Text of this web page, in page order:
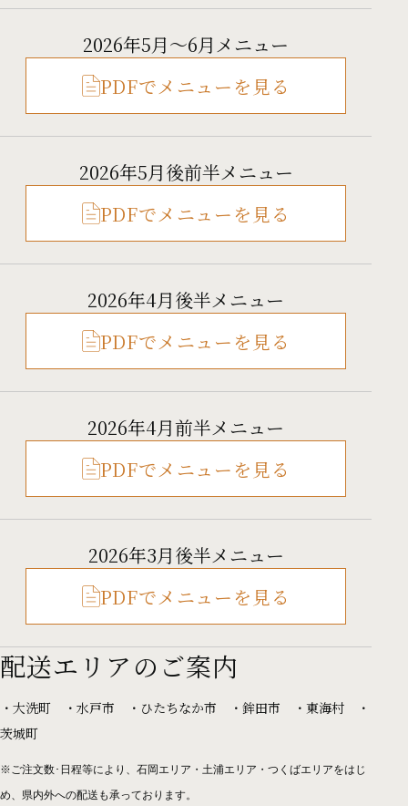
2026年5月～6月メニュー
PDFでメニューを見る
2026年5月後前半メニュー
PDFでメニューを見る
2026年4月後半メニュー
PDFでメニューを見る
2026年4月前半メニュー
PDFでメニューを見る
2026年3月後半メニュー
PDFでメニューを見る
配送エリアのご案内
・大洗町 ・水戸市 ・ひたちなか市 ・鉾田市
・東海村 ・
茨城町
※ご注文数･日程等により、石岡エリア・土浦エリア・つくばエリアをはじ
め、県内外への配送も承っております。